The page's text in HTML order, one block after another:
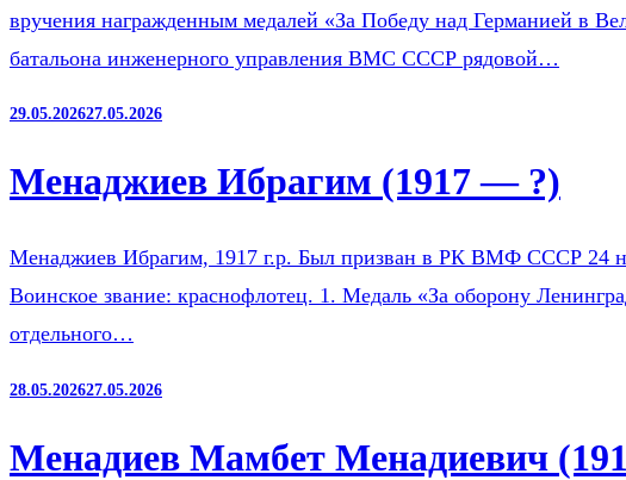
вручения награжденным медалей «За Победу над Германией в
батальона инженерного управления ВМС СССР рядовой…
29.05.202627.05.2026
Менаджиев Ибрагим (1917 — ?)
Менаджиев Ибрагим, 1917 г.р. Был призван в РК ВМФ СССР 24
Воинское звание: краснофлотец. 1. Медаль «За оборону
отдельного…
28.05.202627.05.2026
Менадиев Мамбет Менадиевич